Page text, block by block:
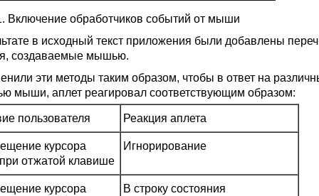
Включение обработчиков событий от мыши
в исходный текст приложения были добавлены
создаваемые мышью.
эти методы таким образом, чтобы в ответ на
мыши, аплет реагировал соответствующим образом:
пользователя Реакция аплета
курсора
отжатой клавише
Игнорирование
курсора
В строку состояния